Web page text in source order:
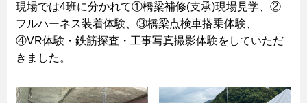
現場では4班に分かれて①橋梁補修(支承)現場見学、②
フルハーネス装着体験、③橋梁点検車搭乗体験、
④VR体験・鉄筋探査・工事写真撮影体験をしていただ
きました。